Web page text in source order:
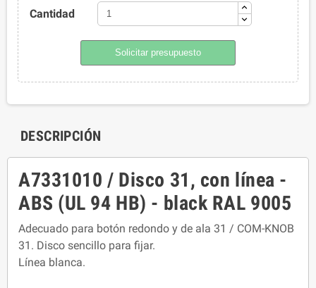
Cantidad
Solicitar presupuesto
DESCRIPCIÓN
A7331010 / Disco 31, con línea -
ABS (UL 94 HB) - black RAL 9005
Adecuado para botón redondo y de ala 31 / COM-KNOB
31. Disco sencillo para fijar.
Línea blanca.